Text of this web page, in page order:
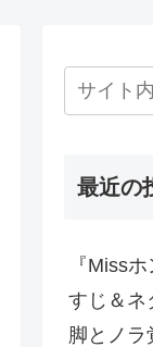
最近の
『Miss
すじ＆ネ
脚とノラ